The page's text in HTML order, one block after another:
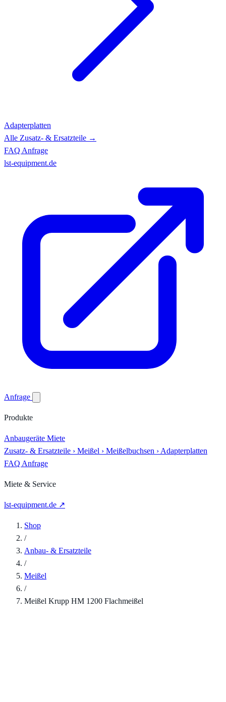
Adapterplatten
Alle Zusatz- & Ersatzteile →
FAQ Anfrage
lst-equipment.de
Anfrage
Produkte
Anbaugeräte Miete
Zusatz- & Ersatzteile › Meißel › Meißelbuchsen › Adapterplatten
FAQ Anfrage
Miete & Service
lst-equipment.de ↗
Shop
/
Anbau- & Ersatzteile
/
Meißel
/
Meißel Krupp HM 1200 Flachmeißel